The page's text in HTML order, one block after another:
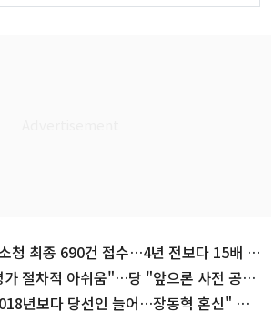
청 최종 690건 접수…4년 전보다 15배 폭
가 절차적 아쉬움"…당 "앞으론 사전 공
년보다 당선인 늘어…장동혁 혼신" 자